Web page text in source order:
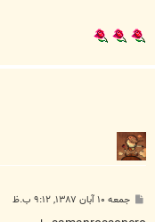
پ جمعه ۱۰ آبان ۱۳۸۷, ۹:۱۲ ب.ظ